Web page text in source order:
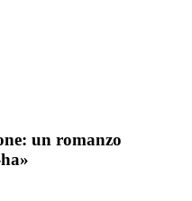
un romanzo